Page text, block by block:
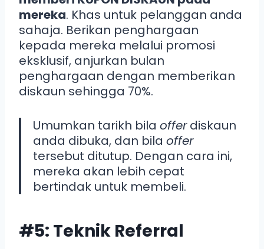
mereka. Khas untuk pelanggan anda
sahaja. Berikan penghargaan
kepada mereka melalui promosi
eksklusif, anjurkan bulan
penghargaan dengan memberikan
diskaun sehingga 70%.
Umumkan tarikh bila offerdiskaun
anda dibuka, dan bila offer
tersebut ditutup. Dengan cara ini,
mereka akan lebih cepat
bertindak untuk membeli.
#5: Teknik Referral